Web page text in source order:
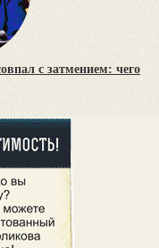
с затмением: чего